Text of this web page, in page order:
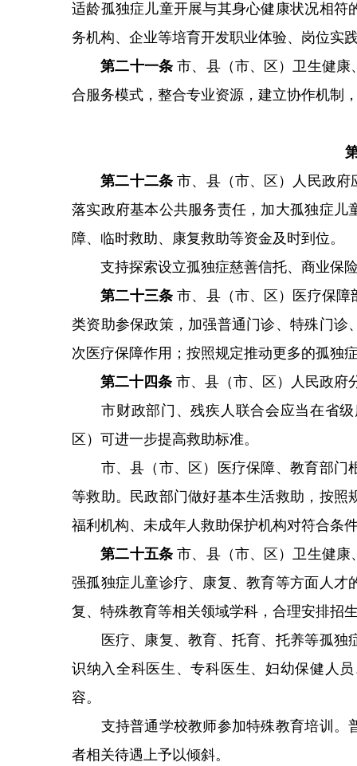
适龄孤独症儿童开展与其身心健康状况相
务机构、企业等培育开发职业体验、岗位实
第二十一条 市、县（市、区）卫生健
合服务模式，整合专业资源，建立协作机制
第二十二条 市、县（市、区）人民政
落实政府基本公共服务责任，加大孤独症
障、临时救助、康复救助等资金及时到位。
支持探索设立孤独症慈善信托、商业保险
第二十三条 市、县（市、区）医疗保
类资助参保政策，加强普通门诊、特殊门
次医疗保障作用；按照规定推动更多的孤独
第二十四条 市、县（市、区）人民政府
市财政部门、残疾人联合会应当在省级
区）可进一步提高救助标准。
市、县（市、区）医疗保障、教育部门
等救助。民政部门做好基本生活救助，按
福利机构、未成年人救助保护机构对符合条
第二十五条 市、县（市、区）卫生健
强孤独症儿童诊疗、康复、教育等方面人
复、特殊教育等相关领域学科，合理安排招
医疗、康复、教育、托育、托养等孤独
识纳入全科医生、专科医生、妇幼保健人
容。
支持普通学校教师参加特殊教育培训。
者相关待遇上予以倾斜。